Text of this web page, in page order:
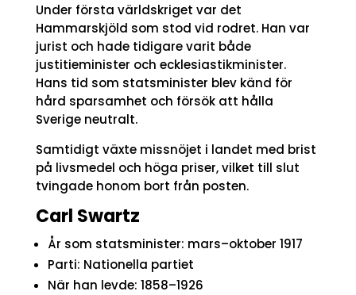
Under första världskriget var det
Hammarskjöld som stod vid rodret. Han var
jurist och hade tidigare varit både
justitieminister och ecklesiastikminister.
Hans tid som statsminister blev känd för
hård sparsamhet och försök att hålla
Sverige neutralt.
Samtidigt växte missnöjet i landet med brist
på livsmedel och höga priser, vilket till slut
tvingade honom bort från posten.
Carl Swartz
År som statsminister: mars–oktober 1917
Parti: Nationella partiet
När han levde: 1858–1926